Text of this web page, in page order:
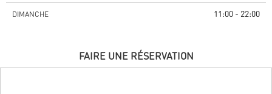
DIMANCHE 11:00 - 22:00
FAIRE UNE RÉSERVATION